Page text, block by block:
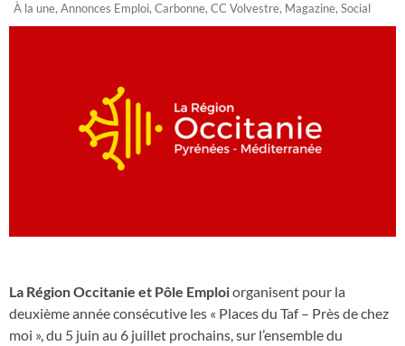
À la une, Annonces Emploi, Carbonne, CC Volvestre, Magazine, Social
La Région Occitanie et Pôle Emploiorganisent pour la
deuxième année consécutive les « Places du Taf – Près de chez
moi », du 5 juin au 6 juillet prochains, sur l’ensemble du